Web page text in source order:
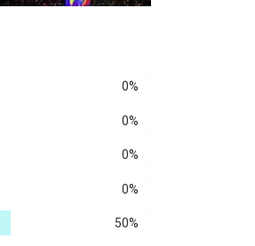
0%
0%
0%
0%
50%